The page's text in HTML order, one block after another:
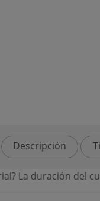
Descripción
es de 600